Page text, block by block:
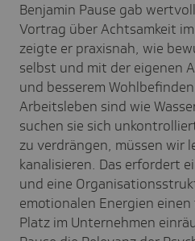
Benjamin Pause gab
Vortrag über Achtsamkeit
zeigte er praxisnah, wie
selbst und mit der eigenen
und besserem
Arbeitsleben sind wie
suchen sie sich
zu verdrängen, müssen wir
kanalisieren. Das erfordert
und eine
emotionalen Energien
Platz im Unternehmen